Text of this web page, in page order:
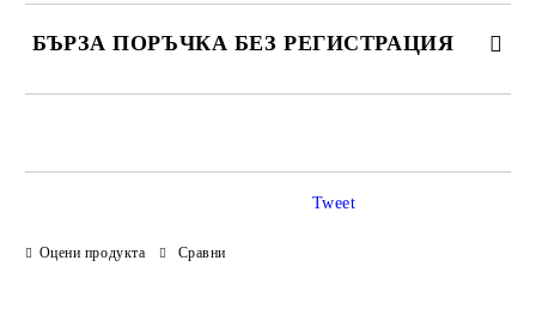
БЪРЗА ПОРЪЧКА БЕЗ РЕГИСТРАЦИЯ
Оцени продукта Сравни
Tweet